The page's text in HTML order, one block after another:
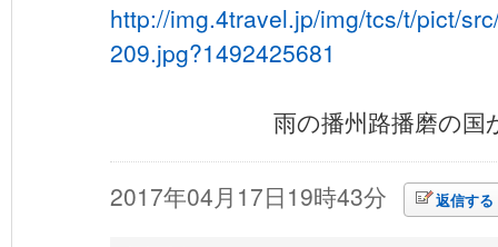
http://img.4travel.jp/img/tcs/t/pict/
209.jpg?1492425681
雨の播州路播磨の国か
2017年04月17日19時43分 返信する